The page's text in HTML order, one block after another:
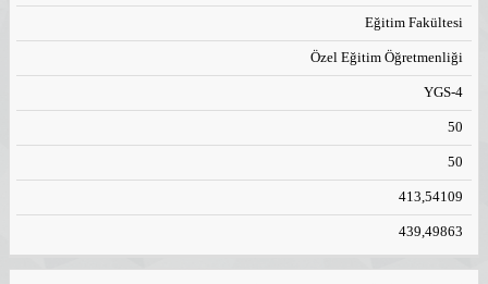
Eğitim Fakültesi
Özel Eğitim Öğretmenliği
YGS-4
50
50
413,54109
439,49863